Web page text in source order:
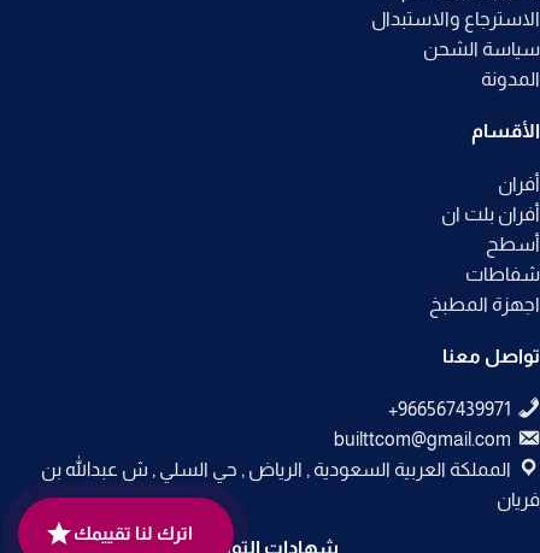
الاسترجاع والاستبدال
سياسة الشحن
المدونة
الأقسام
أفران
أفران بلت ان
أسطح
شفاطات
اجهزة المطبخ
تواصل معنا
builttcom@gmail.com
المملكة العربية السعودية , الرياض , حي السلي , ش عبدالله بن
فريان
شهادات التوثيق
اترك لنا تقييمك